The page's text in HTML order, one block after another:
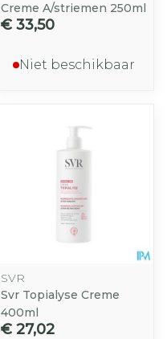
Creme A/striemen 250ml
€ 33,50
Niet beschikbaar
SVR
Svr Topialyse Creme
400ml
€ 27,02